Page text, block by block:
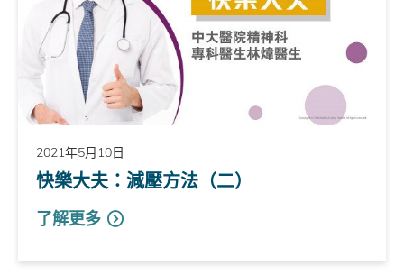
2021年5月10日
快樂大夫：減壓方法（二）
了解更多